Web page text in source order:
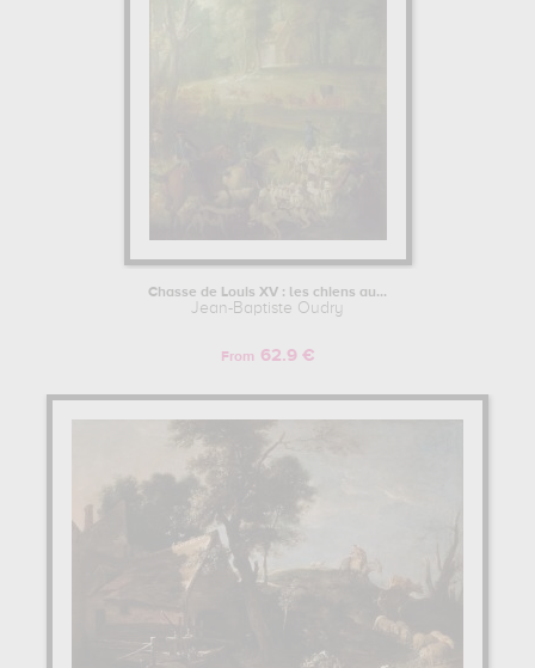
Chasse de Louis XV : les chiens au...
Jean-Baptiste Oudry
From 62.9 €